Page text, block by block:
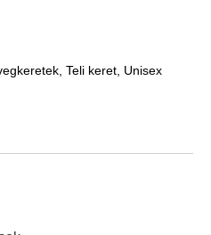
Teli keret Unisex